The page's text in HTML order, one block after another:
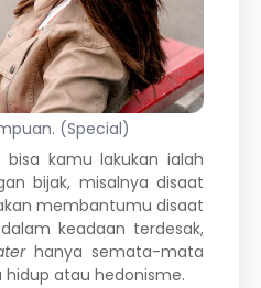
(Special)
kamu lakukan ialah
bijak, misalnya disaat
membantumu disaat
keadaan terdesak,
hanya semata-mata
atau hedonisme.